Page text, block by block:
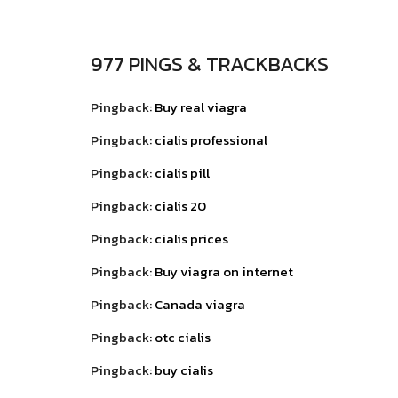
977 PINGS & TRACKBACKS
Pingback:Buy real viagra
Pingback:cialis professional
Pingback:cialis pill
Pingback:cialis 20
Pingback:cialis prices
Pingback:Buy viagra on internet
Pingback:Canada viagra
Pingback:otc cialis
Pingback:buy cialis